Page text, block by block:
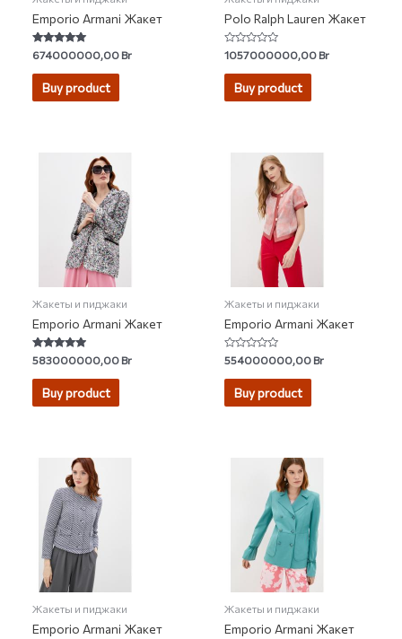
Emporio Armani Жакет
Rated
5.00
out of 5
674000000,00Br
Buy product
Polo Ralph Lauren Жакет
Rated
0
out
1057000000,00Br
Buy product
Жакеты и пиджаки
Emporio Armani Жакет
Rated
4.67
out of 5
583000000,00Br
Buy product
Жакеты и пиджаки
Emporio Armani Жакет
Rated
0
out
554000000,00Br
Buy product
Жакеты и пиджаки
Emporio Armani Жакет
Жакеты и пиджаки
Emporio Armani Жакет